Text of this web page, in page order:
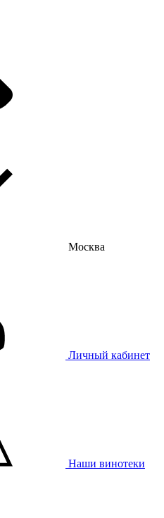
Москва
Личный кабинет
Наши винотеки